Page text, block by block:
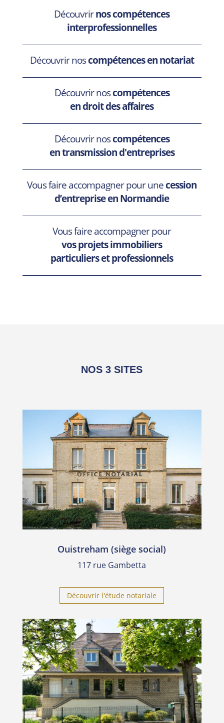
Découvrirnoscompétences
interprofessionnelles
Découvrir noscompétences en notariat
Découvrir noscompétences
en droit des affaires
Découvrir noscompétences
en transmission d'entreprises
Vous faire accompagner pour unecession
d’entreprise en Normandie
Vous faire accompagner pour
vos projets immobiliers
particuliers et professionnels
NOS 3 SITES
Ouistreham (siège social)
117 rue Gambetta
Découvrir l'étude notariale